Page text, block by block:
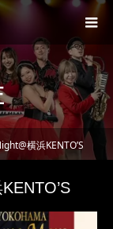
横浜KENTO’S